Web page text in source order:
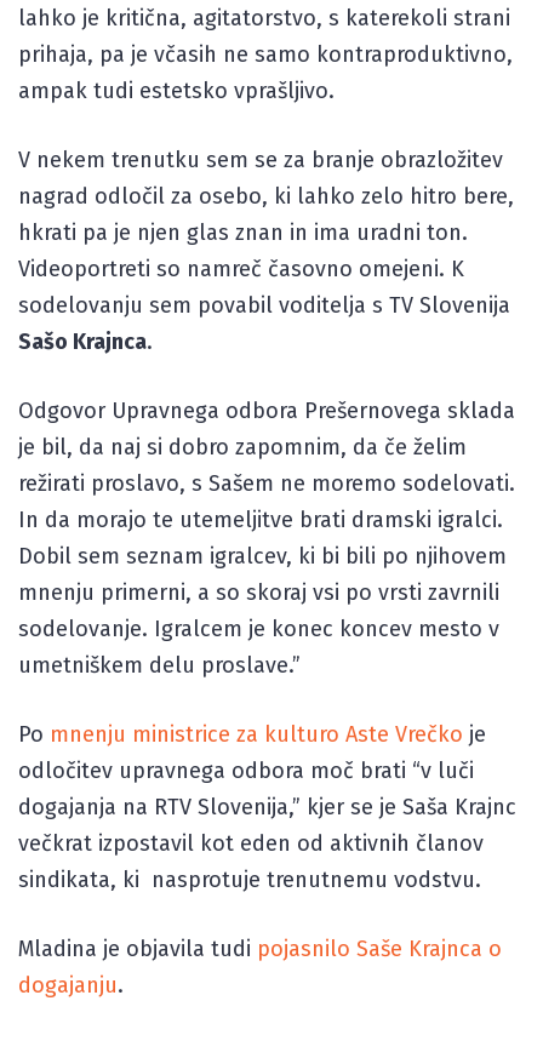
lahko je kritična, agitatorstvo, s katerekoli strani
prihaja, pa je včasih ne samo kontraproduktivno,
ampak tudi estetsko vprašljivo.
V nekem trenutku sem se za branje obrazložitev
nagrad odločil za osebo, ki lahko zelo hitro bere,
hkrati pa je njen glas znan in ima uradni ton.
Videoportreti so namreč časovno omejeni. K
sodelovanju sem povabil voditelja s TV Slovenija
Sašo Krajnca.
Odgovor Upravnega odbora Prešernovega sklada
je bil, da naj si dobro zapomnim, da če želim
režirati proslavo, s Sašem ne moremo sodelovati.
In da morajo te utemeljitve brati dramski igralci.
Dobil sem seznam igralcev, ki bi bili po njihovem
mnenju primerni, a so skoraj vsi po vrsti zavrnili
sodelovanje. Igralcem je konec koncev mesto v
umetniškem delu proslave.”
Po mnenju ministrice za kulturo Aste Vrečko je
odločitev upravnega odbora moč brati “v luči
dogajanja na RTV Slovenija,” kjer se je Saša Krajnc
večkrat izpostavil kot eden od aktivnih članov
sindikata, ki nasprotuje trenutnemu vodstvu.
Mladina je objavila tudi pojasnilo Saše Krajnca o
dogajanju.